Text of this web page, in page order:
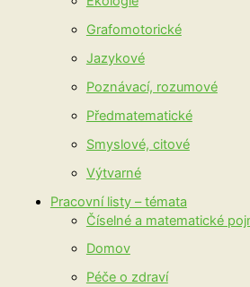
Grafomotorické
Jazykové
Poznávací, rozumové
Předmatematické
Smyslové, citové
Výtvarné
Pracovní listy – témata
Číselné a matematické
Domov
Péče o zdraví